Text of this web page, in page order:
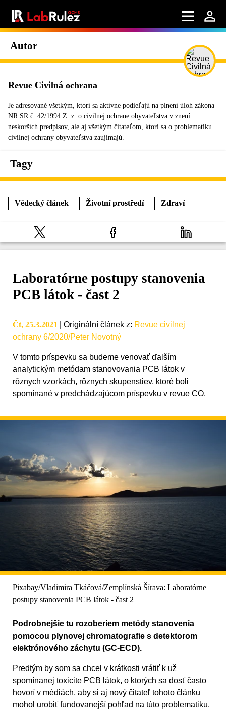
Autor
Revue Civilná ochrana
Je adresované všetkým, ktorí sa aktívne podieľajú na plnení úloh zákona
NR SR č. 42/1994 Z. z. o civilnej ochrane obyvateľstva v znení
neskorších predpisov, ale aj všetkým čitateľom, ktorí sa o problematiku
civilnej ochrany obyvateľstva zaujímajú.
Tagy
Vědecký článek Životní prostředí Zdraví
Laboratórne postupy stanovenia
PCB látok - čast 2
Čt, 25.3.2021 Originální článek z: Revue civilnej
ochrany 6/2020/Peter Novotný
V tomto príspevku sa budeme venovať ďalším
analytickým metódam stanovovania PCB látok v
rôznych vzorkách, rôznych skupenstiev, ktoré boli
spomínané v predchádzajúcom príspevku v revue CO.
Pixabay/Vladimira Tkáčová/Zemplínská Šírava: Laboratórne
postupy stanovenia PCB látok - čast 2
Podrobnejšie tu rozoberiem metódy stanovenia
pomocou plynovej chromatografie s detektorom
elektrónového záchytu (GC-ECD).
Predtým by som sa chcel v krátkosti vrátiť k už
spomínanej toxicite PCB látok, o ktorých sa dosť často
hovorí v médiách, aby si aj nový čitateľ tohoto článku
mohol urobiť fundovanejší pohľad na túto problematiku.